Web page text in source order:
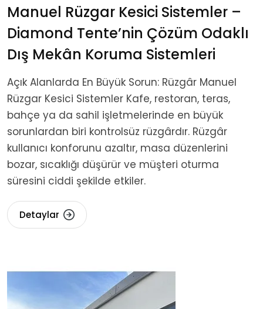
Manuel Rüzgar Kesici Sistemler –
Diamond Tente’nin Çözüm Odaklı
Dış Mekân Koruma Sistemleri
Açık Alanlarda En Büyük Sorun: Rüzgâr Manuel
Rüzgar Kesici Sistemler Kafe, restoran, teras,
bahçe ya da sahil işletmelerinde en büyük
sorunlardan biri kontrolsüz rüzgârdır. Rüzgâr
kullanıcı konforunu azaltır, masa düzenlerini
bozar, sıcaklığı düşürür ve müşteri oturma
süresini ciddi şekilde etkiler.
Detaylar